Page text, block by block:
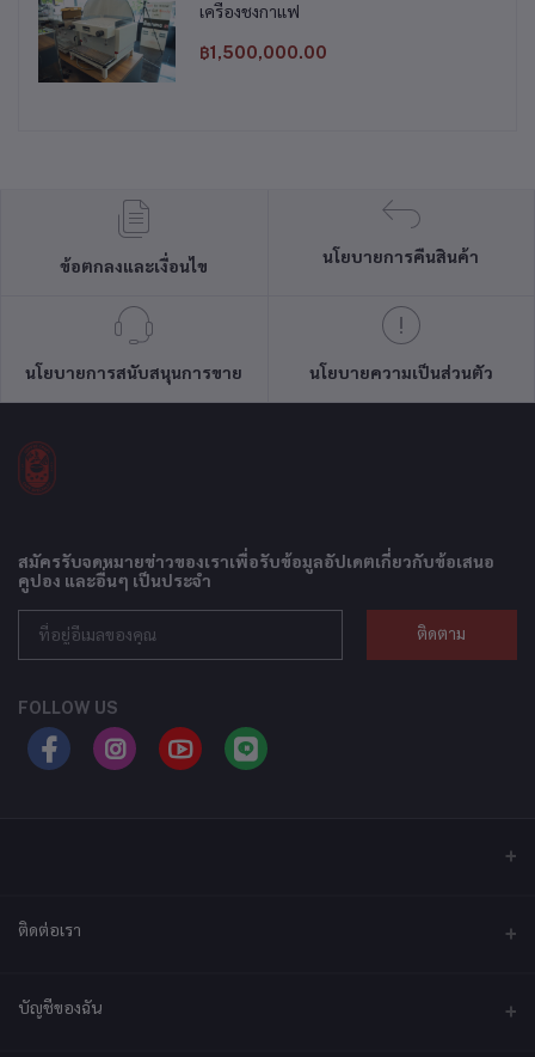
เครื่องชงกาแฟ
฿1,500,000.00
ข้อตกลงและเงื่อนไข
นโยบายการคืนสินค้า
นโยบายการสนับสนุนการขาย นโยบายความเป็นส่วนตัว
สมัครรับจดหมายข่าวของเราเพื่อรับข้อมูลอัปเดตเกี่ยวกับข้อเสนอ
คูปอง และอื่นๆ เป็นประจำ
ติดตาม
FOLLOW US
ติดต่อเรา
ที่อยู่
บัญชีของฉัน